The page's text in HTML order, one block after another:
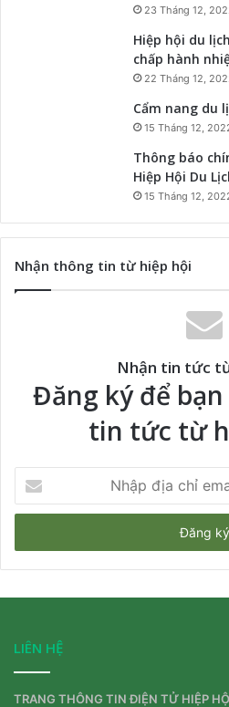
23 Tháng 12,
Hiệp hội du
chấp hành
22 Tháng 12,
Cẩm nang du
15 Tháng 12,
Thông báo
Hiệp Hội Du
15 Tháng 12,
Nhận thông tin từ hiệp hội
Nhận tin tức
Đăng ký để
tin tức từ
địa
chỉ
của
bạn
LIÊN HỆ
TRANG THÔNG TIN ĐIỆN TỬ HIỆP